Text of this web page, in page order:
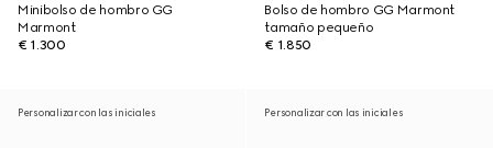
Minibolso de hombro GG
Marmont
€ 1.300
Bolso de hombro GG Marmont
tamaño pequeño
€ 1.850
Personalizar con las iniciales Personalizar con las iniciales